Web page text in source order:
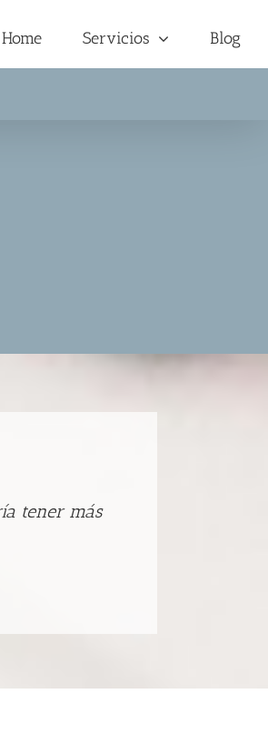
Home Servicios Blog
tener más